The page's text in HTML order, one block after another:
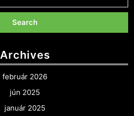
Archives
február 2026
jún 2025
január 2025